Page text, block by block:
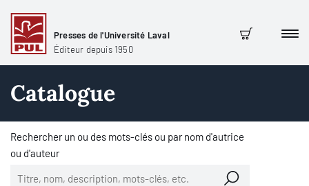
Presses de l'Université Laval
Éditeur depuis 1950
Panier
Catalogue
Rechercher un ou des mots-clés ou par nom d'autrice
ou d'auteur